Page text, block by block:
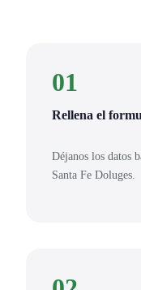
01
Rellena el
Déjanos los datos
Santa Fe Doluges.